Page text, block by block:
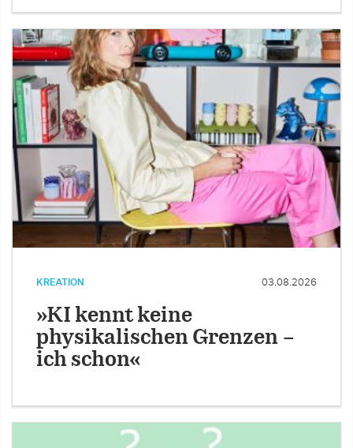
KREATION 03.08.2026
»KI kennt keine
physikalischen Grenzen –
ich schon«